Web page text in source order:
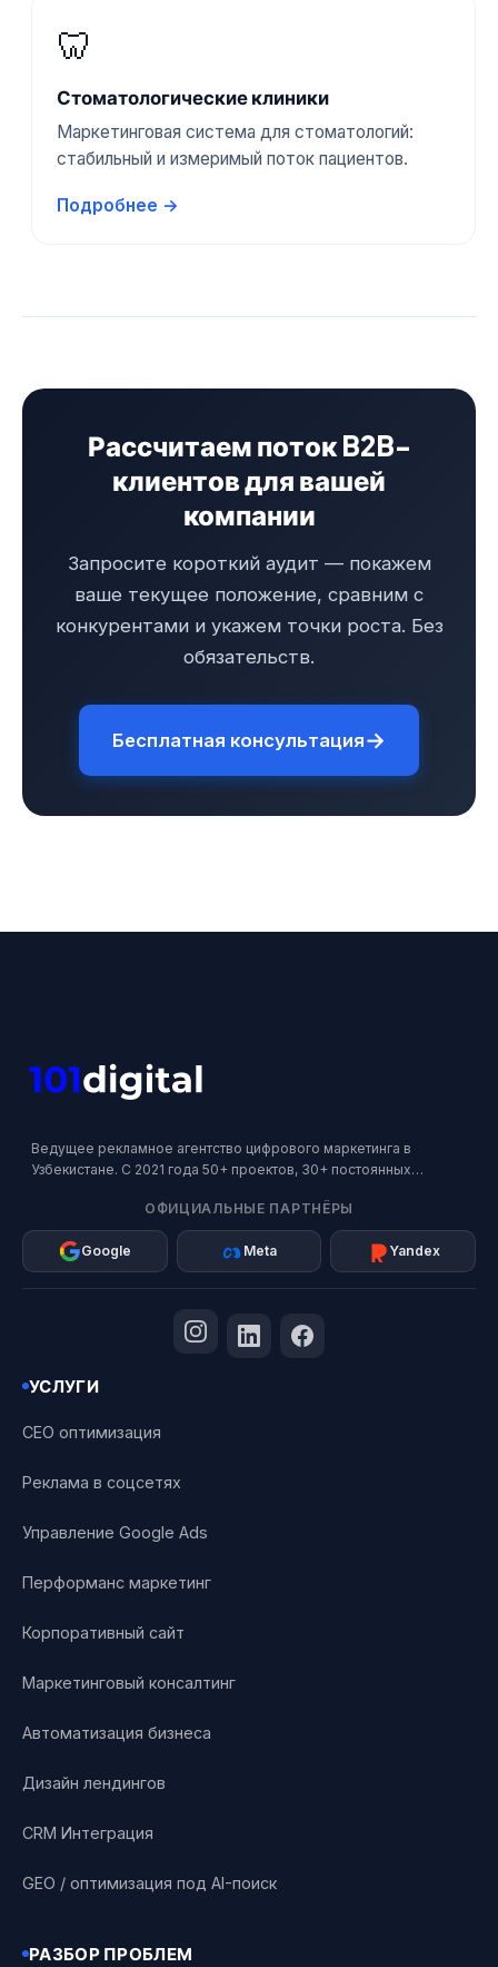
🦷
Стоматологические клиники
Маркетинговая система для стоматологий:
стабильный и измеримый поток пациентов.
Подробнее →
Рассчитаем поток B2B-
клиентов для вашей
компании
Запросите короткий аудит — покажем
ваше текущее положение, сравним с
конкурентами и укажем точки роста. Без
обязательств.
Бесплатная консультация→
Ведущее рекламное агентство цифрового маркетинга в
Узбекистане. С 2021 года 50+ проектов, 30+ постоянных
ОФИЦИАЛЬНЫЕ ПАРТНЁРЫ
Google Meta Yandex
УСЛУГИ
СЕО оптимизация
Реклама в соцсетях
Управление Google Ads
Перформанс маркетинг
Корпоративный сайт
Маркетинговый консалтинг
Автоматизация бизнеса
Дизайн лендингов
CRM Интеграция
GEO / оптимизация под AI-поиск
РАЗБОР ПРОБЛЕМ